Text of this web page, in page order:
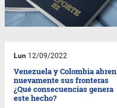
Lun 12/09/2022
Venezuela y Colombia abren
nuevamente sus fronteras
¿Qué consecuencias genera
este hecho?